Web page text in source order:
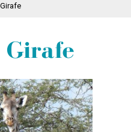
Girafe